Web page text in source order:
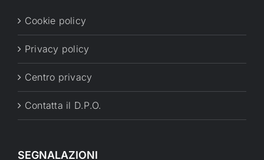
Cookie policy
Privacy policy
Centro privacy
Contatta il D.P.O.
SEGNALAZIONI